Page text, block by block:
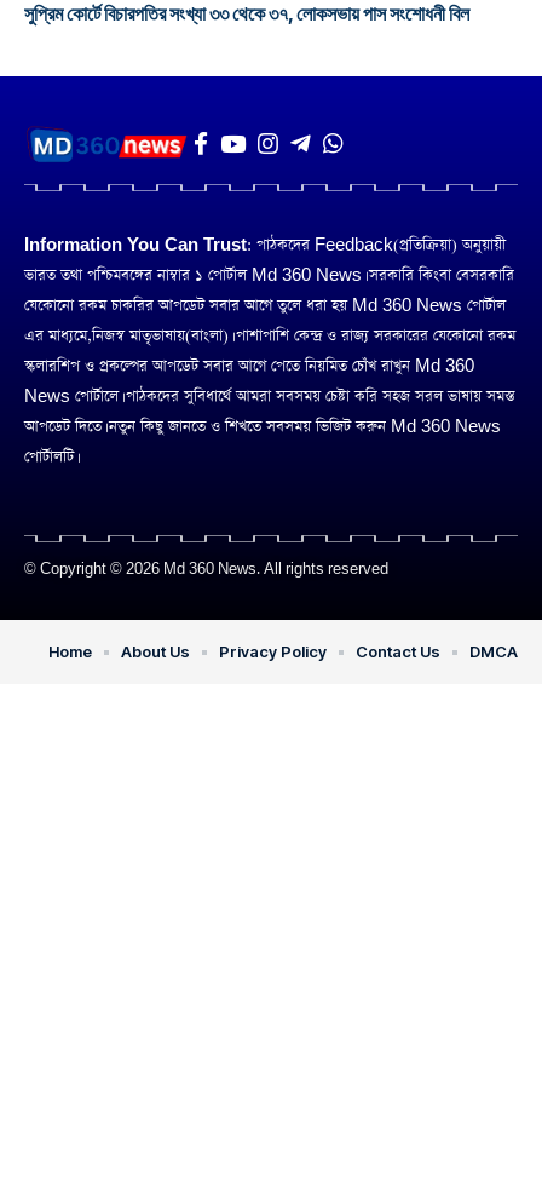
সুপ্রিম কোর্টে বিচারপতির সংখ্যা ৩৩ থেকে ৩৭, লোকসভায় পাস সংশোধনী বিল
Information You Can Trust: পাঠকদের Feedback(প্রতিক্রিয়া) অনুয়ায়ী
ভারত তথা পশ্চিমবঙ্গের নাম্বার ১ পোর্টাল Md 360 News। সরকারি কিংবা বেসরকারি
যেকোনো রকম চাকরির আপডেট সবার আগে তুলে ধরা হয় Md 360 News পোর্টাল
এর মাধ্যমে,নিজস্ব মাতৃভাষায়(বাংলা)। পাশাপাশি কেন্দ্র ও রাজ্য সরকারের যেকোনো রকম
স্কলারশিপ ও প্রকল্পের আপডেট সবার আগে পেতে নিয়মিত চোঁখ রাখুন Md 360
News পোর্টালে। পাঠকদের সুবিধার্থে আমরা সবসময় চেষ্টা করি সহজ সরল ভাষায় সমস্ত
আপডেট দিতে। নতুন কিছু জানতে ও শিখতে সবসময় ভিজিট করুন Md 360 News
পোর্টালটি।
© Copyright © 2026 Md 360 News. All rights reserved
Home About Us Privacy Policy Contact Us DMCA